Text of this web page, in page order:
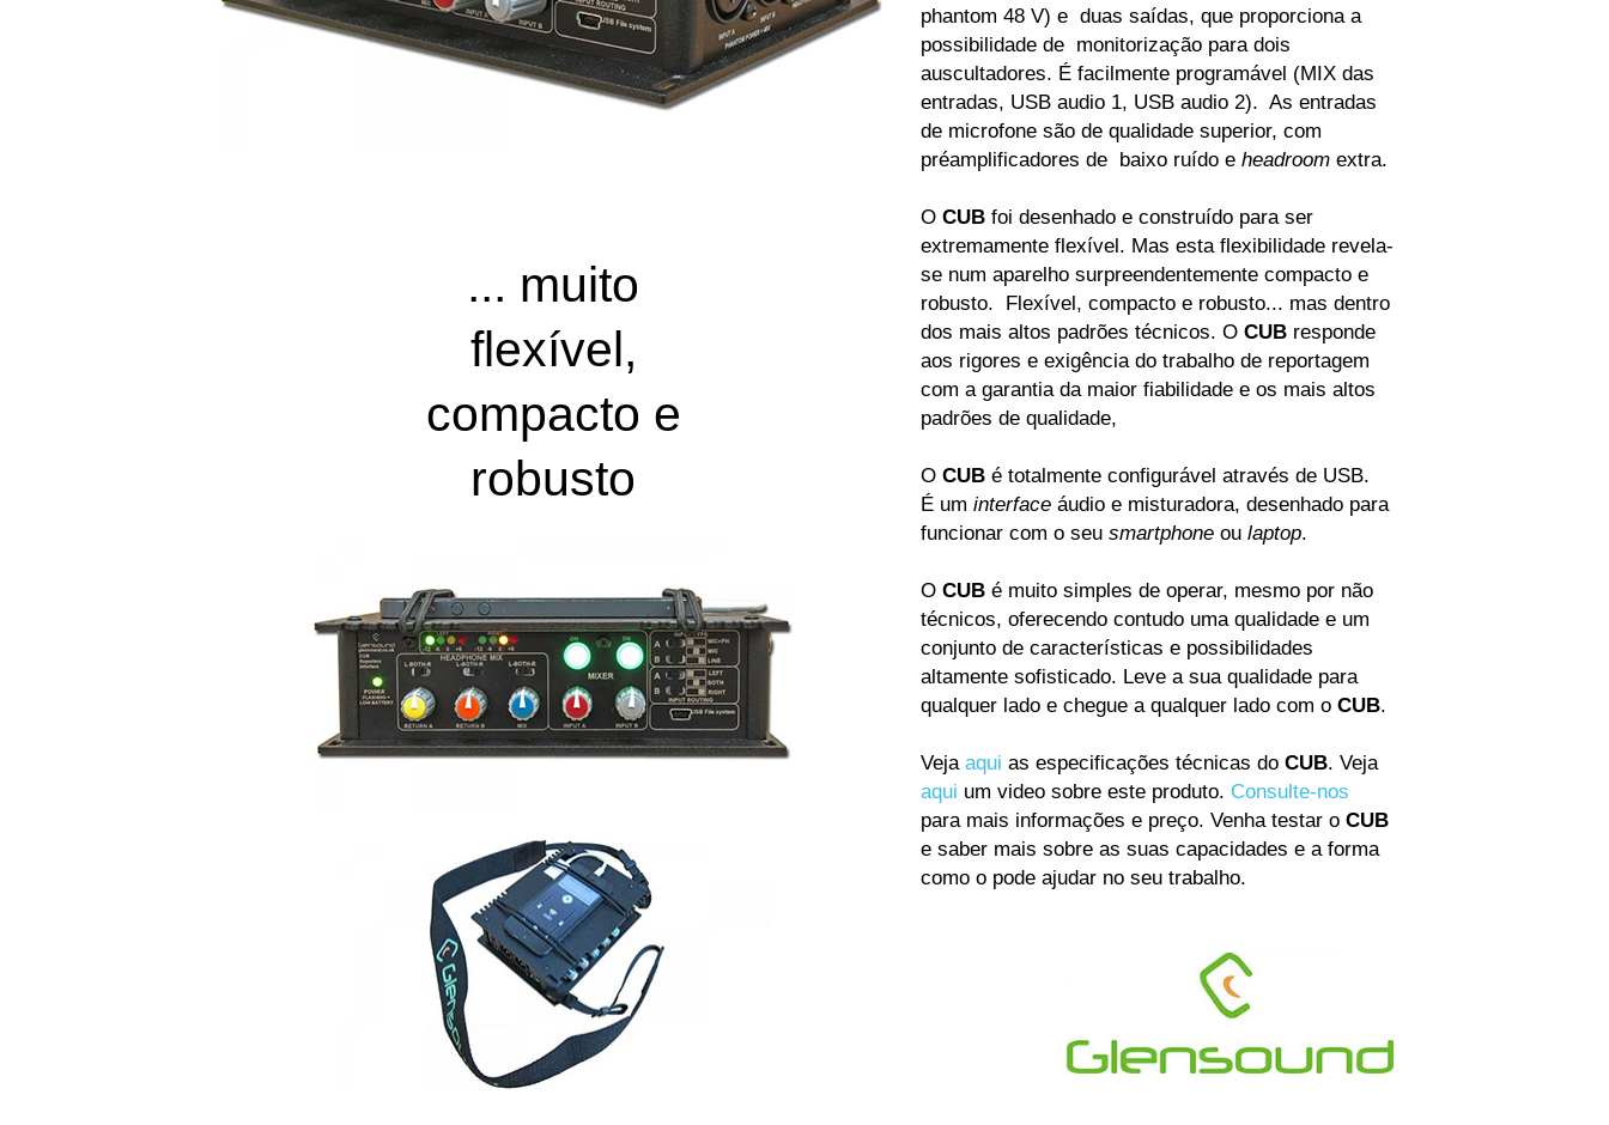
... muito
flexível,
compacto e
robusto
phantom 48 V) e duas saídas, que proporciona a
possibilidade de monitorização para dois
auscultadores. É facilmente programável (MIX das
entradas, USB audio 1, USB audio 2). As entradas
de microfone são de qualidade superior, com
préamplificadores de baixo ruído e headroom extra.
O CUB foi desenhado e construído para ser
extremamente flexível. Mas esta flexibilidade revela-
se num aparelho surpreendentemente compacto e
robusto. Flexível, compacto e robusto... mas dentro
dos mais altos padrões técnicos. O CUB responde
aos rigores e exigência do trabalho de reportagem
com a garantia da maior fiabilidade e os mais altos
padrões de qualidade,
O CUB é totalmente configurável através de USB.
É um interface áudio e misturadora, desenhado para
funcionar com o seu smartphone ou laptop.
O CUB é muito simples de operar, mesmo por não
técnicos, oferecendo contudo uma qualidade e um
conjunto de características e possibilidades
altamente sofisticado. Leve a sua qualidade para
qualquer lado e chegue a qualquer lado com o CUB.
Veja aqui as especificações técnicas do CUB. Veja
aqui um video sobre este produto. Consulte-nos
para mais informações e preço. Venha testar o CUB
e saber mais sobre as suas capacidades e a forma
como o pode ajudar no seu trabalho.